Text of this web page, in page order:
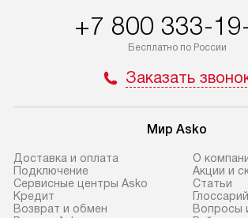
+7 800 333-
Бесплатно по России
Заказать
Мир Asko
Доставка и оплата
Подключение
Сервисные центры Asko
Кредит
Возврат и обмен
О
Акции и
Статьи
Глоссарий
Вопросы